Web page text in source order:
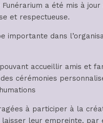
a été mis à
et respectueuse.
importante dans
accueillir amis et
cérémonies
à participer à la
leur empreinte, par